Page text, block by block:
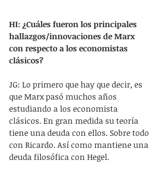
HI: ¿Cuáles fueron los principales
hallazgos/innovaciones de Marx
con respecto a los economistas
clásicos?
JG: Lo primero que hay que decir, es
que Marx pasó muchos años
estudiando a los economista
clásicos. En gran medida su teoría
tiene una deuda con ellos. Sobre todo
con Ricardo. Así como mantiene una
deuda filosófica con Hegel.